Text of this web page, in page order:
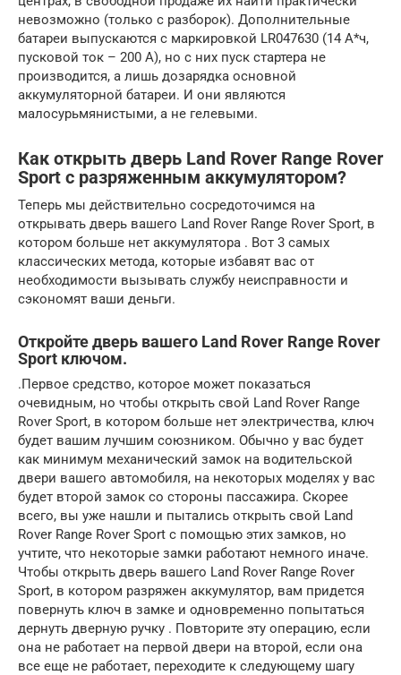
невозможно (только с разборок). Дополнительные
батареи выпускаются с маркировкой LR047630 (14 А*ч,
пусковой ток – 200 А), но с них пуск стартера не
производится, а лишь дозарядка основной
аккумуляторной батареи. И они являются
малосурьмянистыми, а не гелевыми.
Как открыть дверь Land Rover Range Rover
Sport с разряженным аккумулятором?
Теперь мы действительно сосредоточимся на
открывать дверь вашего Land Rover Range Rover Sport, в
котором больше нет аккумулятора . Вот 3 самых
классических метода, которые избавят вас от
необходимости вызывать службу неисправности и
сэкономят ваши деньги.
Откройте дверь вашего Land Rover Range Rover
Sport ключом.
.Первое средство, которое может показаться
очевидным, но чтобы открыть свой Land Rover Range
Rover Sport, в котором больше нет электричества, ключ
будет вашим лучшим союзником. Обычно у вас будет
как минимум механический замок на водительской
двери вашего автомобиля, на некоторых моделях у вас
будет второй замок со стороны пассажира. Скорее
всего, вы уже нашли и пытались открыть свой Land
Rover Range Rover Sport с помощью этих замков, но
учтите, что некоторые замки работают немного иначе.
Чтобы открыть дверь вашего Land Rover Range Rover
Sport, в котором разряжен аккумулятор, вам придется
повернуть ключ в замке и одновременно попытаться
дернуть дверную ручку . Повторите эту операцию, если
она не работает на первой двери на второй, если она
все еще не работает, переходите к следующему шагу